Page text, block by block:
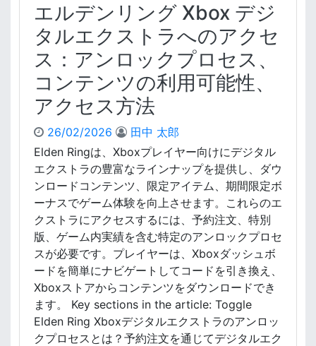
ツ
管
理
：
ダ
ウ
ン
ロ
ー
ド
プ
ロ
セ
ス
、
イ
ン
ス
ト
ー
ル
チ
ェ
エルデンリング Xbox デジ
タルエクストラへのアクセ
ス：アンロックプロセス、
コンテンツの利用可能性、
アクセス方法
26/02/2026
田中 太郎
Elden Ringは、Xboxプレイヤー向けにデジタル
エクストラの豊富なラインナップを提供し、ダウ
ンロードコンテンツ、限定アイテム、期間限定ボ
ーナスでゲーム体験を向上させます。これらのエ
クストラにアクセスするには、予約注文、特別
版、ゲーム内実績を含む特定のアンロックプロセ
スが必要です。プレイヤーは、Xboxダッシュボ
ードを簡単にナビゲートしてコードを引き換え、
Xboxストアからコンテンツをダウンロードでき
ます。 Key sections in the article: Toggle
Elden Ring Xboxデジタルエクストラのアンロッ
クプロセスとは？予約注文を通じてデジタルエク